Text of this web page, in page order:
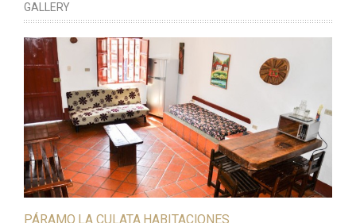
GALLERY
PÁRAMO LA CULATA HABITACIONES